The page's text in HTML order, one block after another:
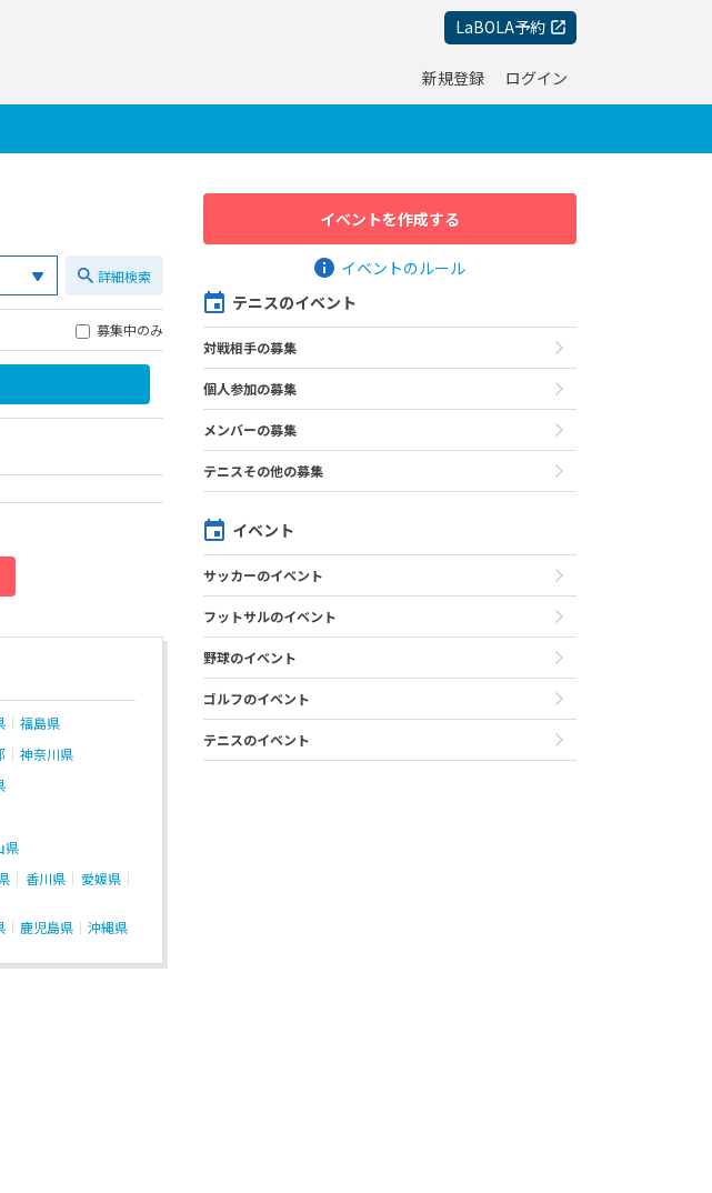
LaBOLA予約
新規登録 ログイン
詳細検索
募集中のみ
福島県
神奈川県
県
香川県
愛媛県
鹿児島県 沖縄県
イベントを作成する
イベントのルール
テニスのイベント
対戦相手の募集
個人参加の募集
メンバーの募集
テニスその他の募集
イベント
サッカーのイベント
フットサルのイベント
野球のイベント
ゴルフのイベント
テニスのイベント